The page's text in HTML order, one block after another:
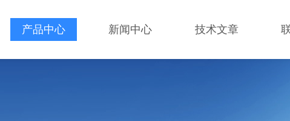
产品中心 新闻中心 技术文章